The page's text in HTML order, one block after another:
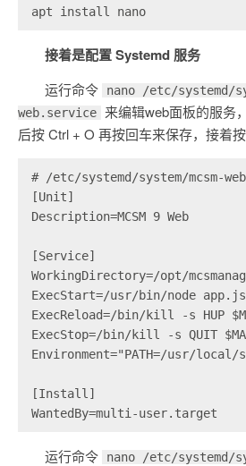
apt install nano
接着是配置 Systemd 服务
运行命令
nano /etc/systemd/
web.service 来编辑web面板的服务
后按 Ctrl + O 再按回车来保存，接着按
# /etc/systemd/system/mcsm-
[Unit]
Description=MCSM 9 Web
[Service]
WorkingDirectory=/opt/
ExecStart=/usr/bin/node app.js
ExecReload=/bin/kill -s HUP
ExecStop=/bin/kill -s QUIT
Environment="PATH=/usr/
[Install]
WantedBy=multi-user.target
运行命令
nano /etc/systemd/